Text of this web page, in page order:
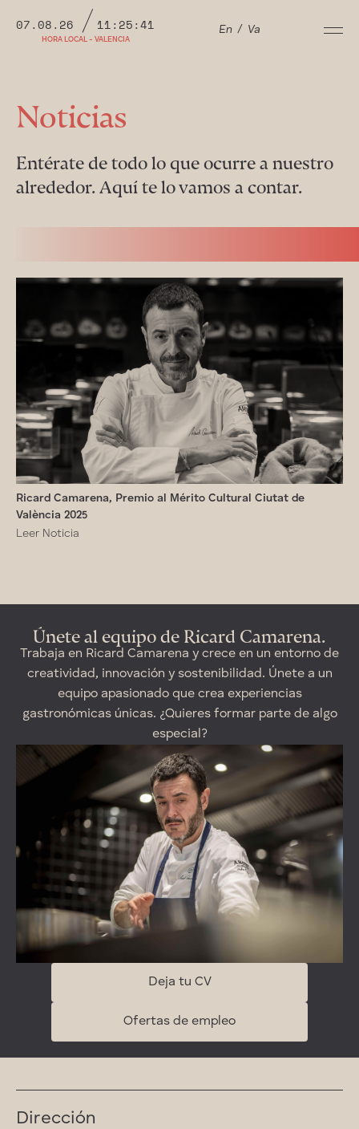
07.08.26 11:25:42
HORA LOCAL - VALENCIA
En / Va
Noticias
Entérate de todo lo que ocurre a nuestro
alrededor. Aquí te lo vamos a contar.
Ricard Camarena, Premio al Mérito Cultural Ciutat de
València 2025
Leer Noticia
Únete al equipo de Ricard Camarena.
Trabaja en Ricard Camarena y crece en un entorno de
creatividad, innovación y sostenibilidad. Únete a un
equipo apasionado que crea experiencias
gastronómicas únicas. ¿Quieres formar parte de algo
especial?
Deja tu CV
Ofertas de empleo
Dirección